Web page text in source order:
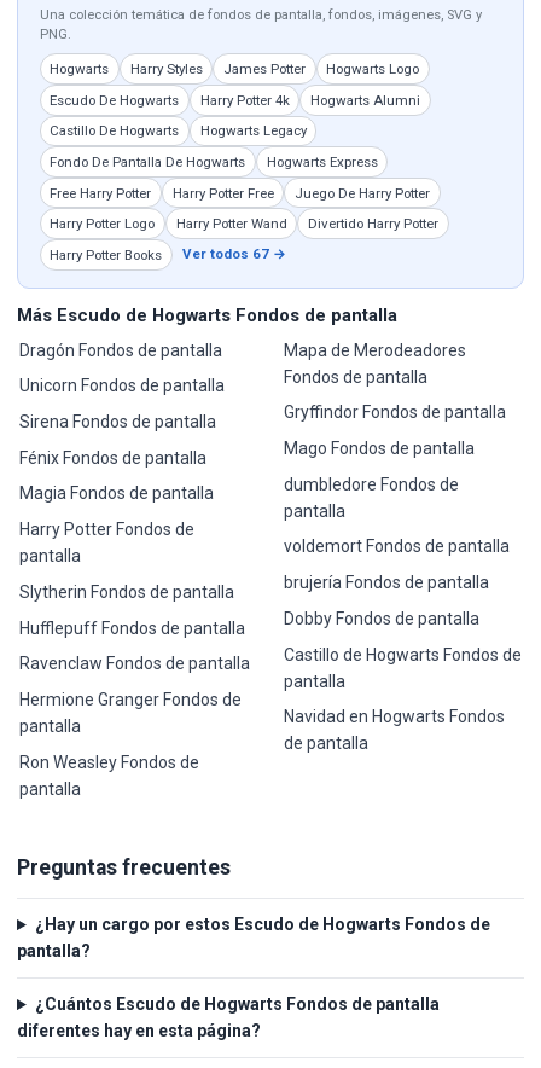
Una colección temática de fondos de pantalla, fondos, imágenes, SVG y
PNG.
Hogwarts Harry Styles James Potter
Hogwarts Logo
Escudo De Hogwarts
Harry Potter 4k
Hogwarts Alumni
Castillo De Hogwarts
Hogwarts Legacy
Fondo De Pantalla De Hogwarts
Hogwarts Express
Free Harry Potter
Harry Potter Free
Juego De Harry Potter
Harry Potter Logo
Harry Potter Wand
Divertido Harry Potter
Harry Potter Books
Ver todos 67 →
Más Escudo de Hogwarts Fondos de pantalla
Dragón Fondos de pantalla
Unicorn Fondos de pantalla
Sirena Fondos de pantalla
Fénix Fondos de pantalla
Magia Fondos de pantalla
Harry Potter Fondos de
pantalla
Slytherin Fondos de pantalla
Hufflepuff Fondos de pantalla
Ravenclaw Fondos de pantalla
Hermione Granger Fondos de
pantalla
Ron Weasley Fondos de
pantalla
Mapa de Merodeadores
Fondos de pantalla
Gryffindor Fondos de pantalla
Mago Fondos de pantalla
dumbledore Fondos de
pantalla
voldemort Fondos de pantalla
brujería Fondos de pantalla
Dobby Fondos de pantalla
Castillo de Hogwarts Fondos de
pantalla
Navidad en Hogwarts Fondos
de pantalla
Preguntas frecuentes
¿Hay un cargo por estos Escudo de Hogwarts Fondos de
pantalla?
¿Cuántos Escudo de Hogwarts Fondos de pantalla
diferentes hay en esta página?